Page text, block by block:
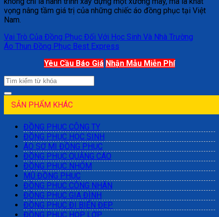
vọng nâng tầm giá trị của những chiếc áo đồng phục tại Việt
Nam.
Vai Trò Của Đồng Phục Đối Với Học Sinh Và Nhà Trường
Áo Thun Đồng Phục Best Express
Yêu Cầu Báo Giá Nhận Mẫu Miễn Phí
SẢN PHẨM KHÁC
ĐỒNG PHỤC CÔNG TY
ĐỒNG PHỤC HỌC SINH
ÁO SƠ MI ĐỒNG PHỤC
ĐỒNG PHỤC QUẢNG CÁO
ĐỒNG PHỤC NHÓM
MŨ ĐỒNG PHỤC
ĐỒNG PHỤC CÔNG NHÂN
ĐỒNG PHỤC GIA ĐÌNH
ĐỒNG PHỤC ĐI BIỂN ĐẸP
ĐỒNG PHỤC HỌP LỚP